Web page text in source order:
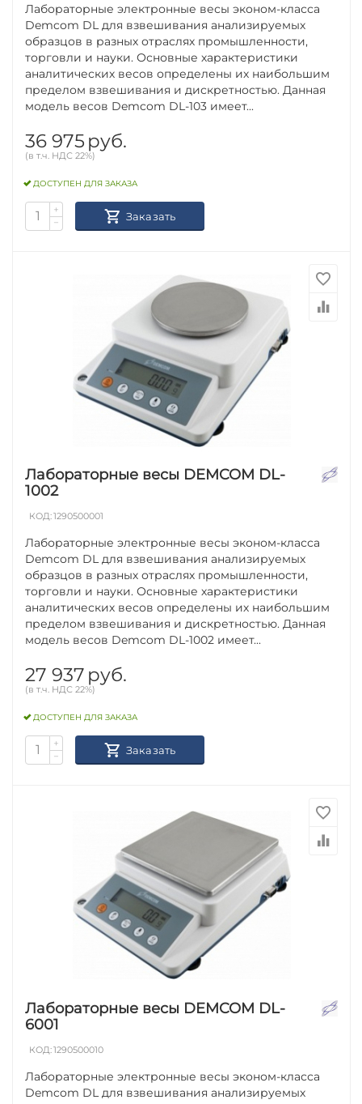
Лабораторные электронные весы эконом-класса
Demcom DL для взвешивания анализируемых
образцов в разных отраслях промышленности,
торговли и науки. Основные характеристики
аналитических весов определены их наибольшим
пределом взвешивания и дискретностью. Данная
модель весов Demcom DL-103 имеет...
36 975 руб.
(в т.ч. НДС 22%)
ДОСТУПЕН ДЛЯ ЗАКАЗА
+
−
Заказать
Лабораторные весы DEMCOM DL-
1002
КОД:1290500001
Лабораторные электронные весы эконом-класса
Demcom DL для взвешивания анализируемых
образцов в разных отраслях промышленности,
торговли и науки. Основные характеристики
аналитических весов определены их наибольшим
пределом взвешивания и дискретностью. Данная
модель весов Demcom DL-1002 имеет...
27 937 руб.
(в т.ч. НДС 22%)
ДОСТУПЕН ДЛЯ ЗАКАЗА
+
−
Заказать
Лабораторные весы DEMCOM DL-
6001
КОД:1290500010
Лабораторные электронные весы эконом-класса
Demcom DL для взвешивания анализируемых